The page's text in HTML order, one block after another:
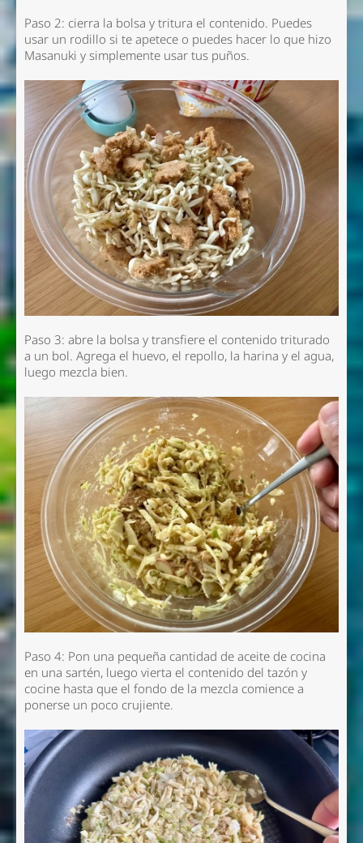
Paso 2: cierra la bolsa y tritura el contenido. Puedes
usar un rodillo si te apetece o puedes hacer lo que hizo
Masanuki y simplemente usar tus puños.
Paso 3: abre la bolsa y transfiere el contenido triturado
a un bol. Agrega el huevo, el repollo, la harina y el agua,
luego mezcla bien.
Paso 4: Pon una pequeña cantidad de aceite de cocina
en una sartén, luego vierta el contenido del tazón y
cocine hasta que el fondo de la mezcla comience a
ponerse un poco crujiente.